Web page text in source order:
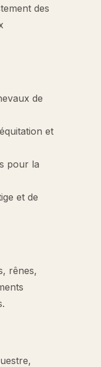
des
de
et
pour la
et de
rênes,